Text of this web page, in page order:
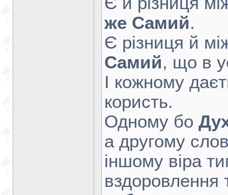
же Самий.
Є різниця й
Самий, що в
І кожному
користь.
Одному бо
а другому
іншому віра